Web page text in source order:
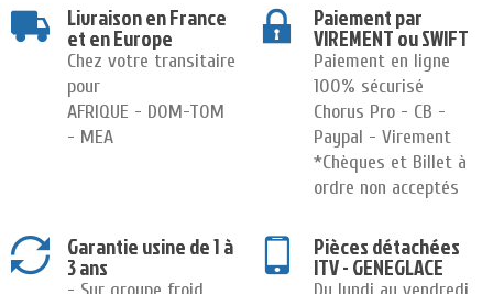
Livraison en France
et en Europe
Chez votre transitaire
pour
AFRIQUE - DOM-TOM
- MEA
Paiement par
VIREMENT ou SWIFT
Paiement en ligne
100% sécurisé
Chorus Pro - CB -
Paypal - Virement
*Chèques et Billet à
ordre non acceptés
Garantie usine de 1 à
3 ans
Pièces détachées
ITV - GENEGLACE